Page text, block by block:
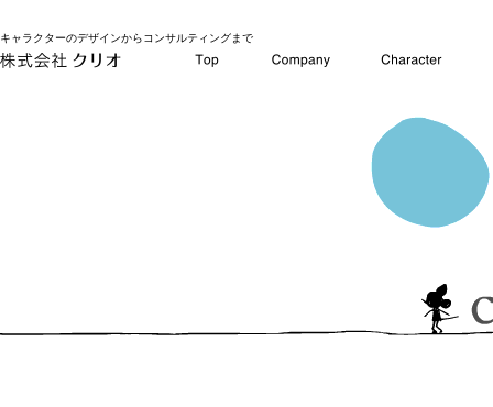
キャラクターのデザインからコンサルティングまで